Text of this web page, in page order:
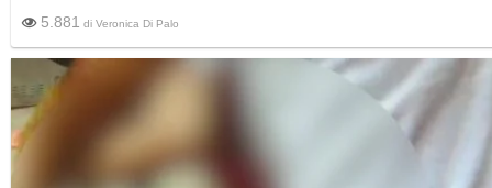
5.881 di Veronica Di Palo